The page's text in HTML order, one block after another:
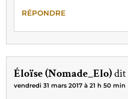
RÉPONDRE
Éloïse (Nomade_Elo)dit
vendredi 31 mars 2017 à 21 h 50 min